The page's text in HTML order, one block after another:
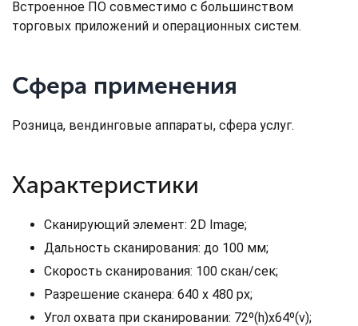
Встроенное ПО совместимо с большинством
торговых приложений и операционных систем.
Сфера применения
Розница, вендинговые аппараты, сфера услуг.
Характеристики
Сканирующий элемент: 2D Image;
Дальность сканирования: до 100 мм;
Скорость сканирования: 100 скан/сек;
Разрешение сканера: 640 х 480 px;
Угол охвата при сканировании: 72º(h)x64º(v);